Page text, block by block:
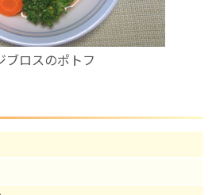
ブロスのポトフ
母乳育児
他の診療内容
さまざまな講座・クラス